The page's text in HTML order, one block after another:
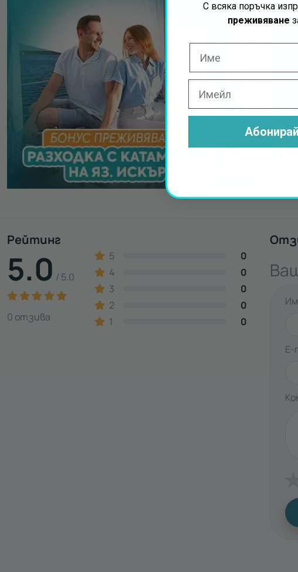
Рейтинг
5.0 / 5.0
0 отзива
5
0
4
0
3
0
2
0
1
0
E-
С всяка поръчка
преживяване